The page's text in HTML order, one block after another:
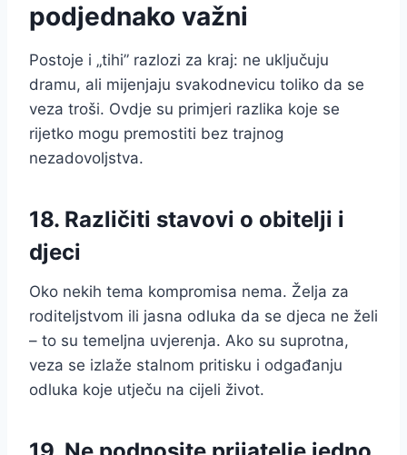
podjednako važni
Postoje i „tihi” razlozi za kraj: ne uključuju
dramu, ali mijenjaju svakodnevicu toliko da se
veza troši. Ovdje su primjeri razlika koje se
rijetko mogu premostiti bez trajnog
nezadovoljstva.
18. Različiti stavovi o obitelji i
djeci
Oko nekih tema kompromisa nema. Želja za
roditeljstvom ili jasna odluka da se djeca ne želi
– to su temeljna uvjerenja. Ako su suprotna,
veza se izlaže stalnom pritisku i odgađanju
odluka koje utječu na cijeli život.